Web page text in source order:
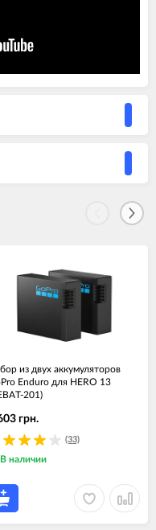
из двух аккумуляторов
Enduro для HERO 13
201)
(33)
грн.
В наличии